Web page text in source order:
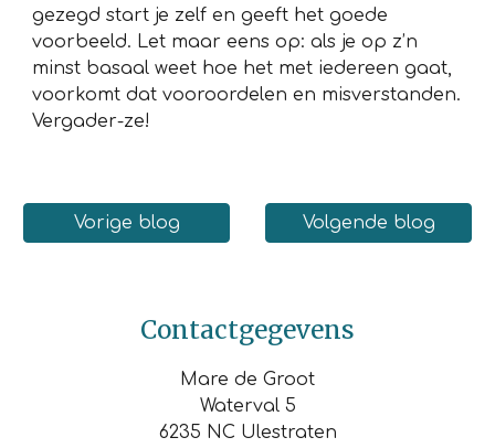
gezegd start je zelf en geeft het goede
voorbeeld. Let maar eens op: als je op z’n
minst basaal weet hoe het met iedereen gaat,
voorkomt dat vooroordelen en misverstanden.
Vergader-ze!
Vorige blog Volgende blog
Contactgegevens
Mare de Groot
Waterval 5
6235 NC Ulestraten